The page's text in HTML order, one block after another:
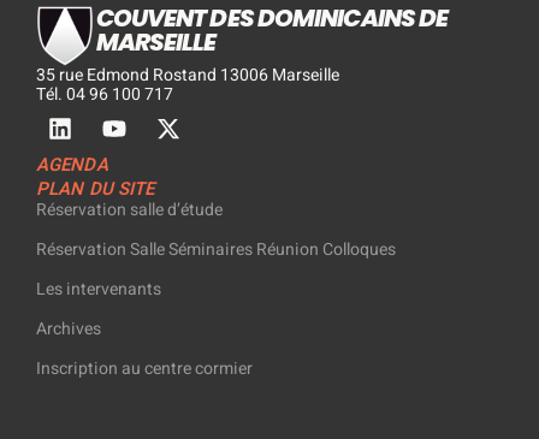
COUVENT DES DOMINICAINS DE
MARSEILLE
35 rue Edmond Rostand 13006 Marseille
Tél. 04 96 100 717
AGENDA
PLAN DU SITE
Réservation salle d’étude
Réservation Salle Séminaires Réunion Colloques
Les intervenants
Archives
Inscription au centre cormier